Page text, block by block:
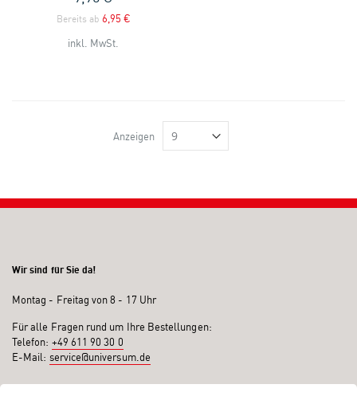
Bereits ab 6,95 €
inkl. MwSt.
Anzeigen
Wir sind für Sie da!
Montag - Freitag von 8 - 17 Uhr
Für alle Fragen rund um Ihre Bestellungen:
Telefon: +49 611 90 30 0
E-Mail: service@universum.de